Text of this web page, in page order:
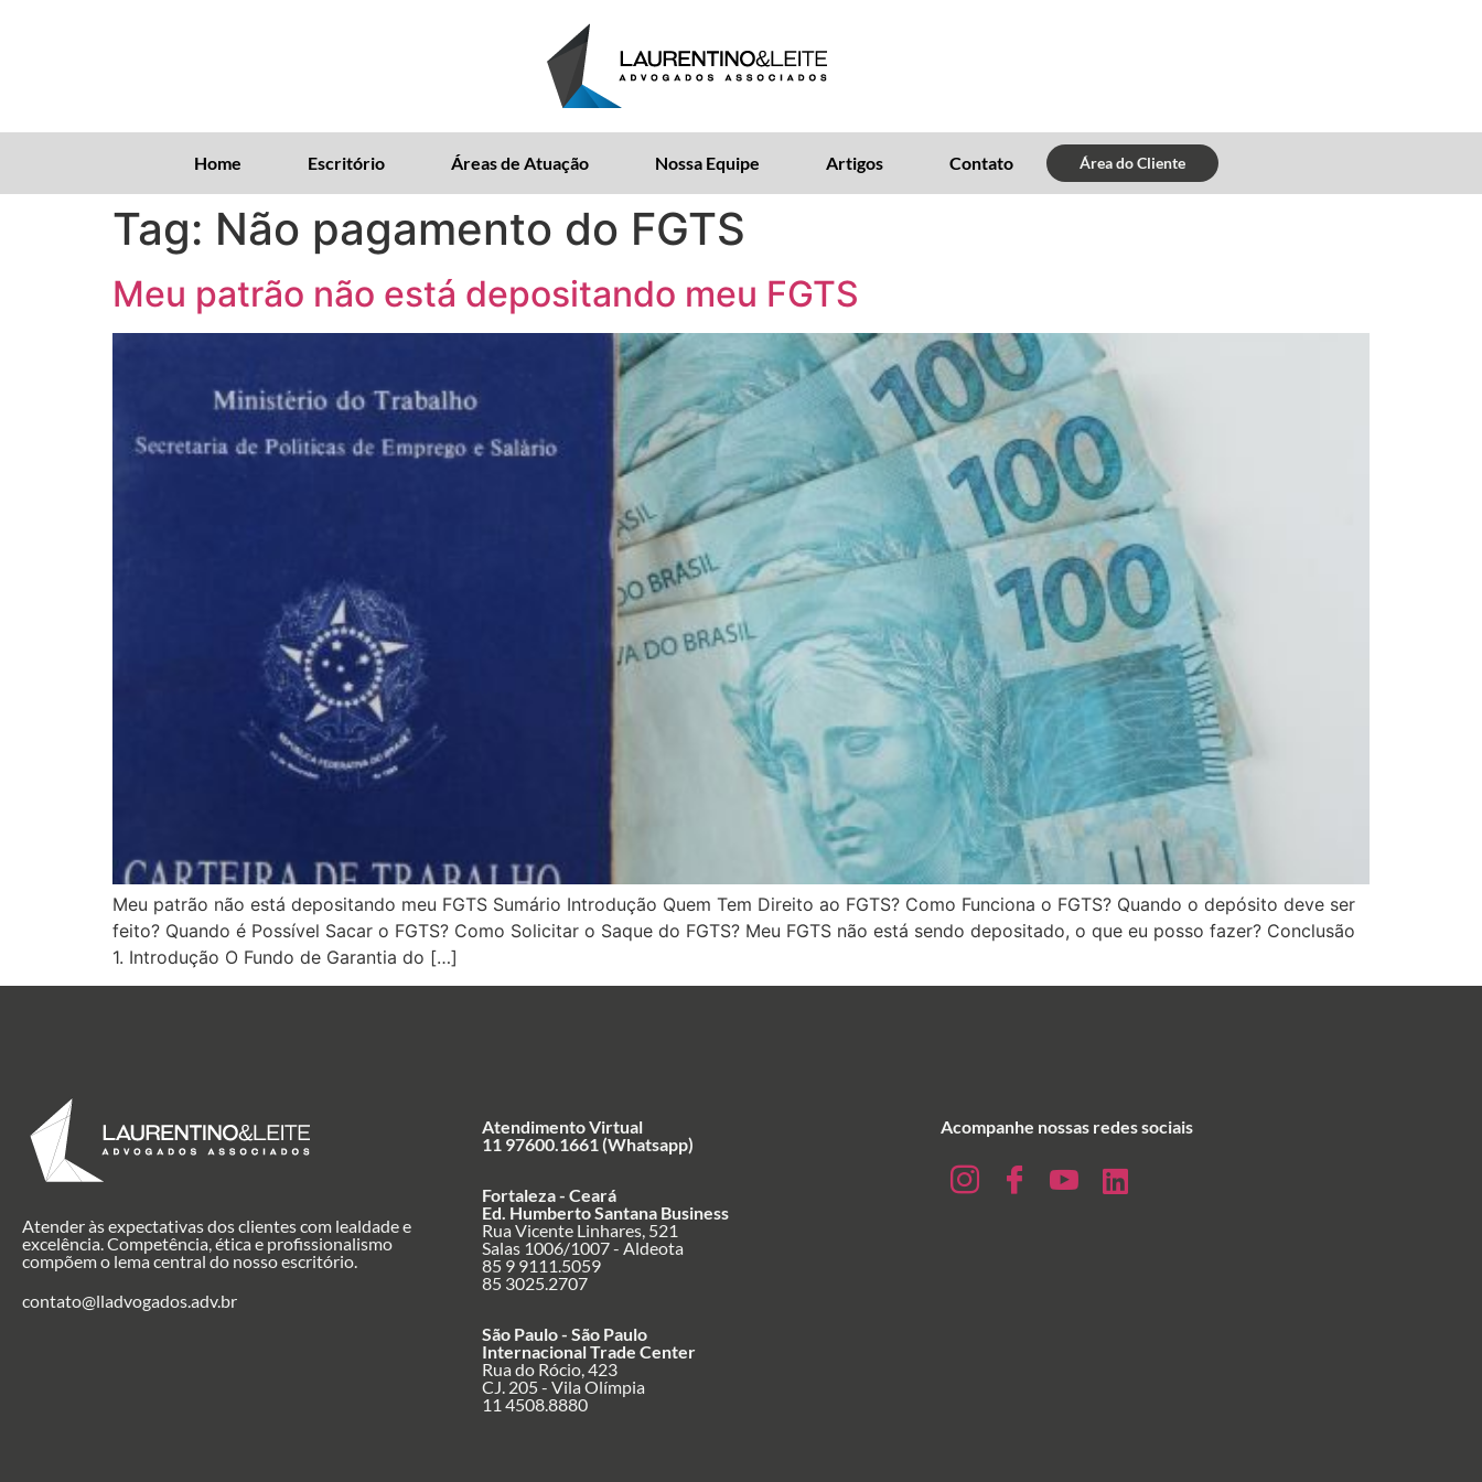
Home Escritório Áreas de Atuação Nossa Equipe Artigos Contato Área do Cliente
Tag: Não pagamento do FGTS
Meu patrão não está depositando meu FGTS
Meu patrão não está depositando meu FGTS Sumário Introdução Quem Tem Direito ao FGTS? Como Funciona o FGTS? Quando o depósito deve ser
feito? Quando é Possível Sacar o FGTS? Como Solicitar o Saque do FGTS? Meu FGTS não está sendo depositado, o que eu posso fazer? Conclusão
1. Introdução O Fundo de Garantia do […]
Atender às expectativas dos clientes com lealdade e
excelência. Competência, ética e profissionalismo
compõem o lema central do nosso escritório.
contato@lladvogados.adv.br
Atendimento Virtual
11 97600.1661 (Whatsapp)
Fortaleza - Ceará
Ed. Humberto Santana Business
Rua Vicente Linhares, 521
Salas 1006/1007 - Aldeota
85 9 9111.5059
85 3025.2707
São Paulo - São Paulo
Internacional Trade Center
Rua do Rócio, 423
CJ. 205 - Vila Olímpia
11 4508.8880
Acompanhe nossas redes sociais